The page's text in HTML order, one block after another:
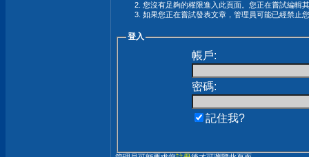
您沒有足夠的權限進入此頁面。您正在嘗試編輯
如果您正在嘗試發表文章，管理員可能已經禁止
登入
帳戶:
密碼:
記住我?